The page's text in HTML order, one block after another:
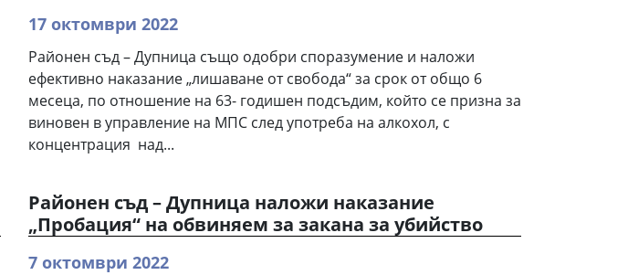
17 октомври 2022
Районен съд – Дупница също одобри споразумение и наложи
ефективно наказание „лишаване от свобода“ за срок от общо 6
месеца, по отношение на 63- годишен подсъдим, който се призна за
виновен в управление на МПС след употреба на алкохол, с
концентрация над...
Районен съд – Дупница наложи наказание
„Пробация“ на обвиняем за закана за убийство
7 октомври 2022